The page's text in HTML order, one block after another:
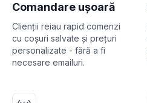
Comandare ușoară
Clienții reiau rapid comenzi
cu coșuri salvate și prețuri
personalizate - fără a fi
necesare emailuri.